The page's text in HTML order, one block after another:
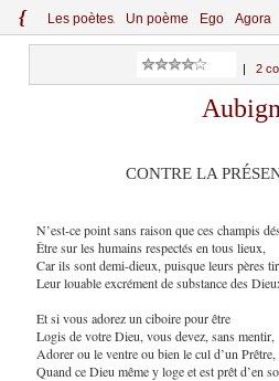
{ Les poètes Un poème Ego Agora
2
CONTRE LA
N’est-ce point sans raison que ces champis
Être sur les humains respectés en tous lieux,
Car ils sont demi-dieux, puisque leurs pères
Leur louable excrément de substance des
Et si vous adorez un ciboire pour être
Logis de votre Dieu, vous devez, sans mentir,
Adorer ou le ventre ou bien le cul d’un Prêtre,
Quand ce Dieu même y loge et est prêt d’en